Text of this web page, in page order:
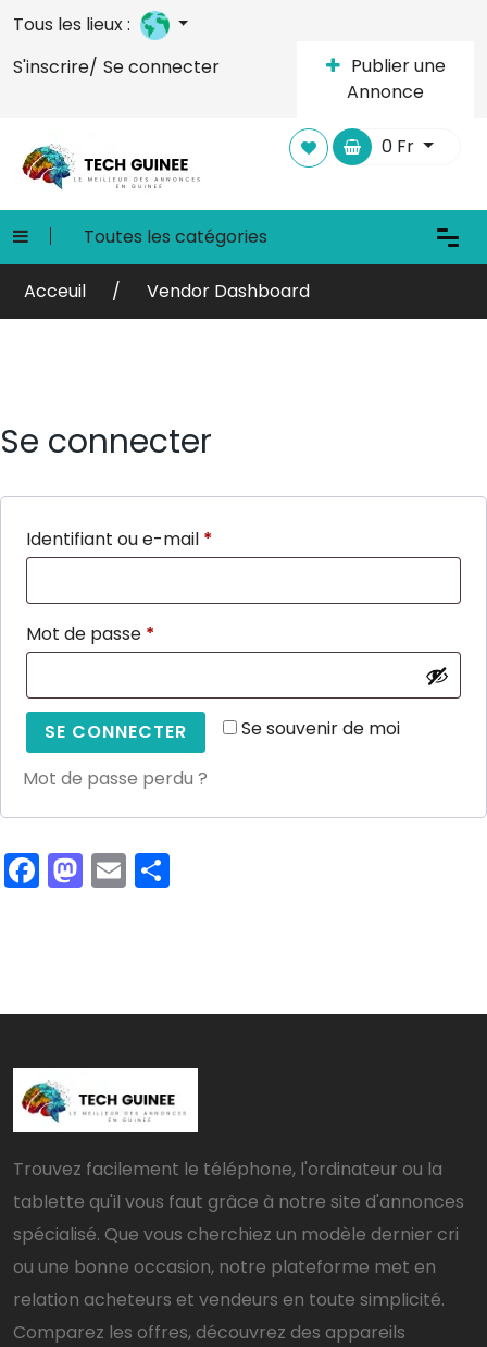
Tous les lieux :
S'inscrire/ Se connecter
Publier une
Annonce
0 Fr
Toutes les catégories
Acceuil Vendor Dashboard
Se connecter
Identifiant ou e-mail *
Mot de passe *
Se souvenir de moi
SE CONNECTER
Mot de passe perdu ?
Facebook
Mastodon
Email
Trouvez facilement le téléphone, l'ordinateur ou la
tablette qu'il vous faut grâce à notre site d'annonces
spécialisé. Que vous cherchiez un modèle dernier cri
ou une bonne occasion, notre plateforme met en
relation acheteurs et vendeurs en toute simplicité.
Comparez les offres, découvrez des appareils